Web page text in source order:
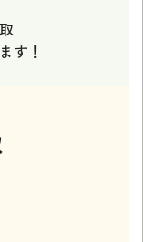
す！